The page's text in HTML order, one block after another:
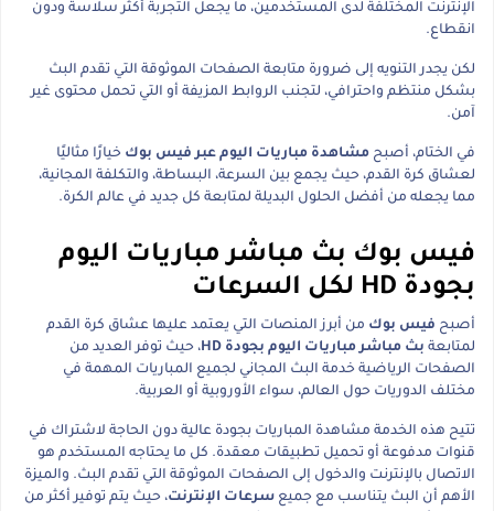
الإنترنت المختلفة لدى المستخدمين، ما يجعل التجربة أكثر سلاسة ودون
انقطاع.
لكن يجدر التنويه إلى ضرورة متابعة الصفحات الموثوقة التي تقدم البث
بشكل منتظم واحترافي، لتجنب الروابط المزيفة أو التي تحمل محتوى غير
آمن.
في الختام، أصبح مشاهدة مباريات اليوم عبر فيس بوك خيارًا مثاليًا
لعشاق كرة القدم، حيث يجمع بين السرعة، البساطة، والتكلفة المجانية،
مما يجعله من أفضل الحلول البديلة لمتابعة كل جديد في عالم الكرة.
فيس بوك بث مباشر مباريات اليوم
بجودة HD لكل السرعات
أصبح فيس بوك من أبرز المنصات التي يعتمد عليها عشاق كرة القدم
لمتابعة بث مباشر مباريات اليوم بجودة HD
، حيث توفر العديد من
الصفحات الرياضية خدمة البث المجاني لجميع المباريات المهمة في
مختلف الدوريات حول العالم، سواء الأوروبية أو العربية.
تتيح هذه الخدمة مشاهدة المباريات بجودة عالية دون الحاجة لاشتراك في
قنوات مدفوعة أو تحميل تطبيقات معقدة. كل ما يحتاجه المستخدم هو
الاتصال بالإنترنت والدخول إلى الصفحات الموثوقة التي تقدم البث. والميزة
الأهم أن البث يتناسب مع جميع سرعات الإنترنت، حيث يتم توفير أكثر من